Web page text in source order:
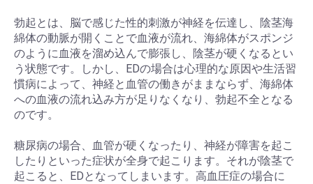
勃起とは、脳で感じた性的刺激が神経を伝達し、陰茎海
綿体の動脈が開くことで血液が流れ、海綿体がスポンジ
のように血液を溜め込んで膨張し、陰茎が硬くなるとい
う状態です。しかし、EDの場合は心理的な原因や生活習
慣病によって、神経と血管の働きがままならず、海綿体
への血液の流れ込み方が足りなくなり、勃起不全となる
のです。
糖尿病の場合、血管が硬くなったり、神経が障害を起こ
したりといった症状が全身で起こります。それが陰茎で
起こると、EDとなってしまいます。高血圧症の場合に